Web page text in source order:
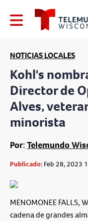
NOTICIAS LOCALES
Kohl's
Director de
Alves,
minorista
Por:Telemundo
Publicado: Feb 28, 2023
MENOMONEE FALLS,
cadena de grandes